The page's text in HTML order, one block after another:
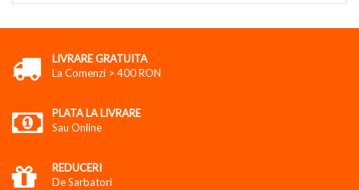
LIVRARE GRATUITA
La Comenzi > 400 RON
PLATA LA LIVRARE
Sau Online
REDUCERI
De Sarbatori